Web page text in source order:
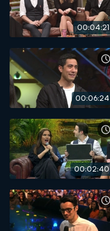
00:04:21
00:06:24
00:02:40